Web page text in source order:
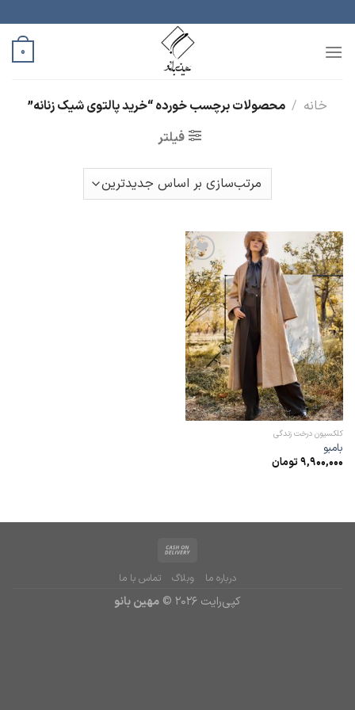
به
محتوا
0
خانه / محصولات برچسب خورده “خرید پالتوی شیک زنانه”
فیلتر
افزودن
به
علاقه
مندی
ها
کلکسیون درخت زندگی
بامبو
9,900,000تومان
درباره ما وبلاگ تماس با ما
کپی‌رایت 2026 © مهین بانو